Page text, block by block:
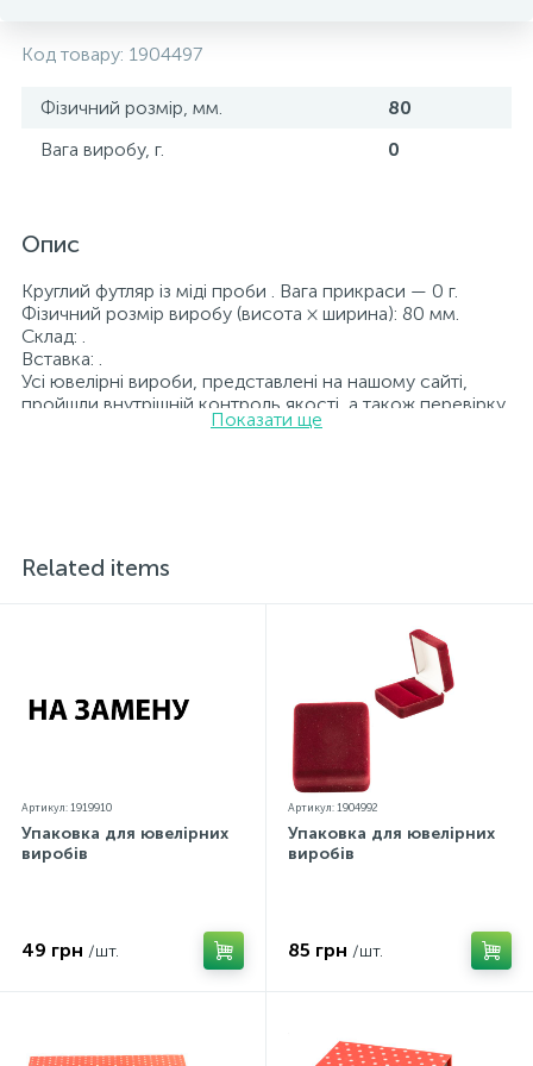
Код товару: 1904497
Фізичний розмір, мм.
80
Вага виробу, г.
0
Опис
Круглий футляр із міді проби . Вага прикраси — 0 г.
Фізичний розмір виробу (висота × ширина): 80 мм.
Склад: .
Вставка: .
Усі ювелірні вироби, представлені на нашому сайті,
пройшли внутрішній контроль якості, а також перевірку
Державною пробірною службою України; на всіх
Показати ще
Related items
Артикул: 1919910
Упаковка для ювелірних
виробів
49 грн /шт.
Артикул: 1904992
Упаковка для ювелірних
виробів
85 грн /шт.